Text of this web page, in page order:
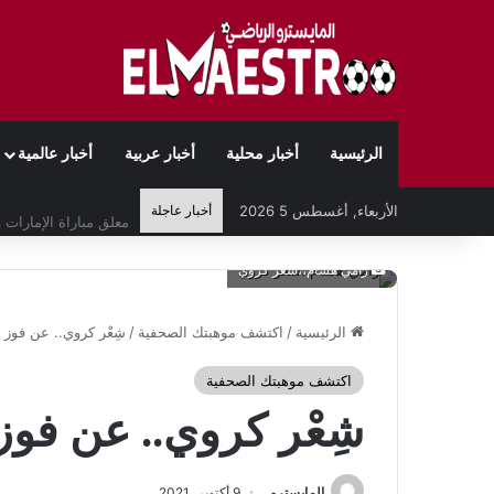
الرئيسية أخبار محلية أخبار عربية أخبار عالمية
الأربعاء, أغسطس 5 2026 أخبار عاجلة
رامي هشام،،شعْر كروي
الرئيسية / اكتشف موهبتك الصحفية / شِعْر كروي.. عن فوز
اكتشف موهبتك الصحفية
شِعْر كروي.. عن فوز